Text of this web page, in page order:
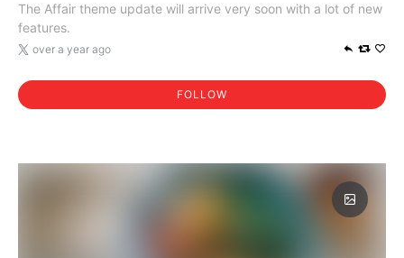
The Affair theme update will arrive very soon with a lot of new
features.
over a year ago
FOLLOW